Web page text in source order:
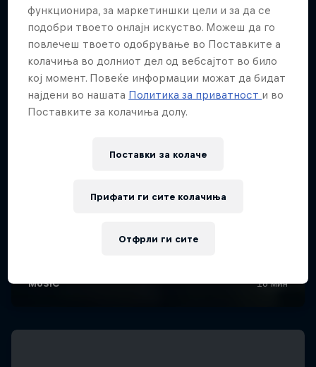
функционира, за маркетиншки цели и за да се
подобри твоето онлајн искуство. Можеш да го
повлечеш твоето одобрување во Поставките а
колачиња во долниот дел од вебсајтот во било
кој момент. Повеќе информации можат да бидат
најдени во нашата Политика за приватност и во
Поставките за колачиња долу.
Поставки за колачe
Отфрли ги сите
Прифати ги сите колачиња